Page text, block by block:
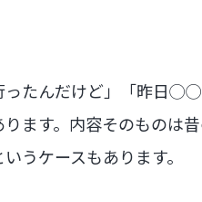
たんだけど」「昨日◯◯
ます。内容そのものは
うケースもあります。